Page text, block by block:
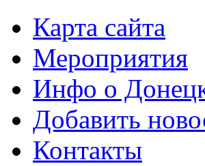
Карта сайта
Мероприятия
Инфо о
Добавить
Контакты